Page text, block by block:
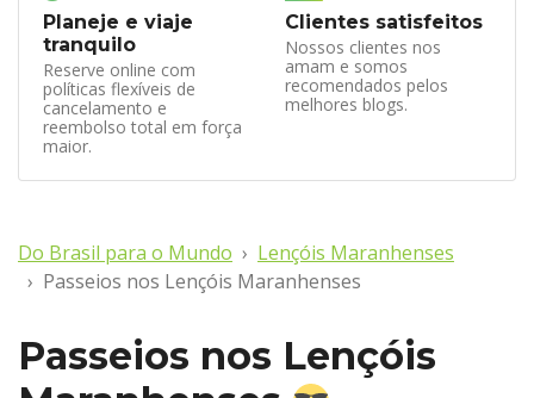
Planeje e viaje
tranquilo
Reserve online com
políticas flexíveis de
cancelamento e
reembolso total em força
maior.
Clientes satisfeitos
Nossos clientes nos
amam e somos
recomendados pelos
melhores blogs.
Do Brasil para o Mundo
Lençóis Maranhenses
Passeios nos Lençóis Maranhenses
Passeios nos Lençóis